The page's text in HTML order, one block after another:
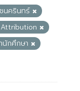
นครินทร์
กศึกษา